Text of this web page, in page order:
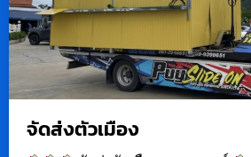
จัดส่งตัวเมือง